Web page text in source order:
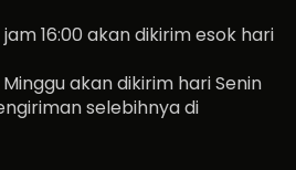
16:00 akan dikirim esok hari
akan dikirim hari Senin
selebihnya di